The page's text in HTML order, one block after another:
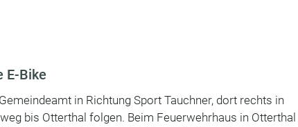
E-Bike
in Richtung Sport Tauchner, dort rechts in
bis Otterthal folgen. Beim Feuerwehrhaus in Otterthal